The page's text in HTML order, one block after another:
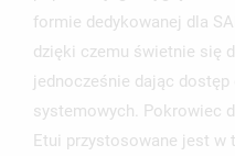
formie dedykowanej dla
dzięki czemu świetnie się
jednocześnie dając
systemowych. Pokrowiec
Etui przystosowane jest w
MOJE LISTY
UTWÓRZ LISTĘ
NAZWA LISTY ŻYCZEŃ
ZALOGUJ SIĘ
MUSISZ BYĆ
SWOJEJ LIŚCIE ŻYCZEŃ.